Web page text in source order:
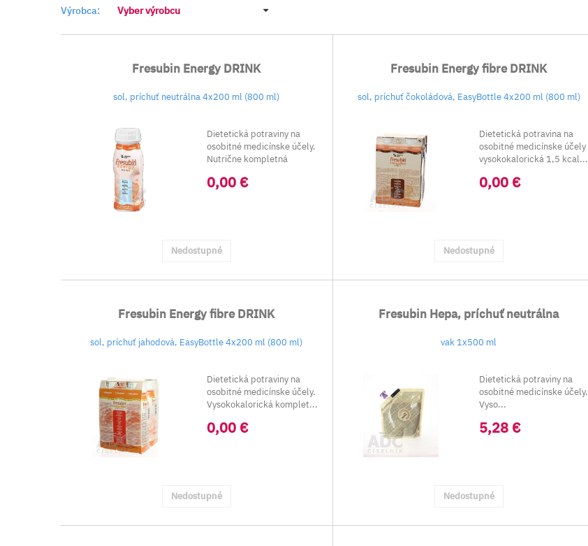
Výrobca: Vyber výrobcu
Fresubin Energy DRINK
sol, príchuť neutrálna 4x200 ml (800 ml)
Dietetická potraviny na
osobitné medicínske účely.
Nutrične kompletná
0,00 €
Nedostupné
Fresubin Energy fibre DRINK
sol, príchuť čokoládová, EasyBottle 4x200 ml (800 ml)
Dietetická potravina na
osobitné medicínske účely
vysokokalorická 1,5 kcal...
0,00 €
Nedostupné
Fresubin Energy fibre DRINK
sol, príchuť jahodová, EasyBottle 4x200 ml (800 ml)
Dietetická potraviny na
osobitné medicínske účely.
Vysokokalorická komplet...
0,00 €
Nedostupné
Fresubin Hepa, príchuť neutrálna
vak 1x500 ml
Dietetická potraviny na
osobitné medicínske účely.
Vyso...
5,28 €
Nedostupné